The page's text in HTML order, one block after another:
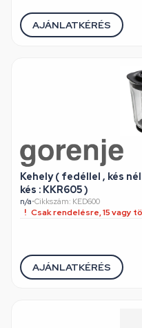
AJÁNLATKÉRÉS
Kehely ( fedéllel , kés
kés : KKR605 )
n/a•Cikkszám: KED600
Csak rendelésre, 15 vagy
AJÁNLATKÉRÉS